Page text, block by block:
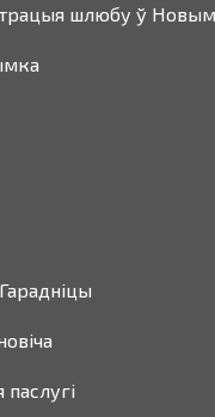
шлюбу ў